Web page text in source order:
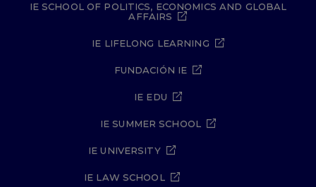
IE SCHOOL OF POLITICS, ECONOMICS AND GLOBAL
AFFAIRS
IE LIFELONG LEARNING
FUNDACIÓN IE
IE EDU
IE SUMMER SCHOOL
IE UNIVERSITY
IE LAW SCHOOL